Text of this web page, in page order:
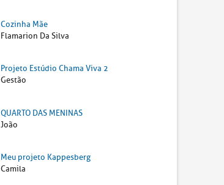
Cozinha Mãe
Flamarion Da Silva
Projeto Estúdio Chama Viva 2
Gestão
QUARTO DAS MENINAS
João
Meu projeto Kappesberg
Camila